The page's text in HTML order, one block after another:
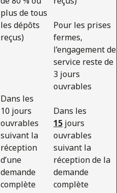
plus de tous
les dépôts
reçus)
Pour les prises
fermes,
l’engagement de
service reste de
3 jours
ouvrables
Dans les
10 jours
ouvrables
suivant la
réception
d’une
demande
complète
Dans les
15 jours
ouvrables
suivant la
réception de la
demande
complète